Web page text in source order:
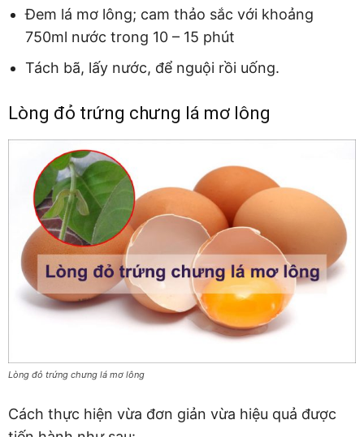
Đem lá mơ lông; cam thảo sắc với khoảng
750ml nước trong 10 – 15 phút
Tách bã, lấy nước, để nguội rồi uống.
Lòng đỏ trứng chưng lá mơ lông
Lòng đỏ trứng chưng lá mơ lông
Cách thực hiện vừa đơn giản vừa hiệu quả được